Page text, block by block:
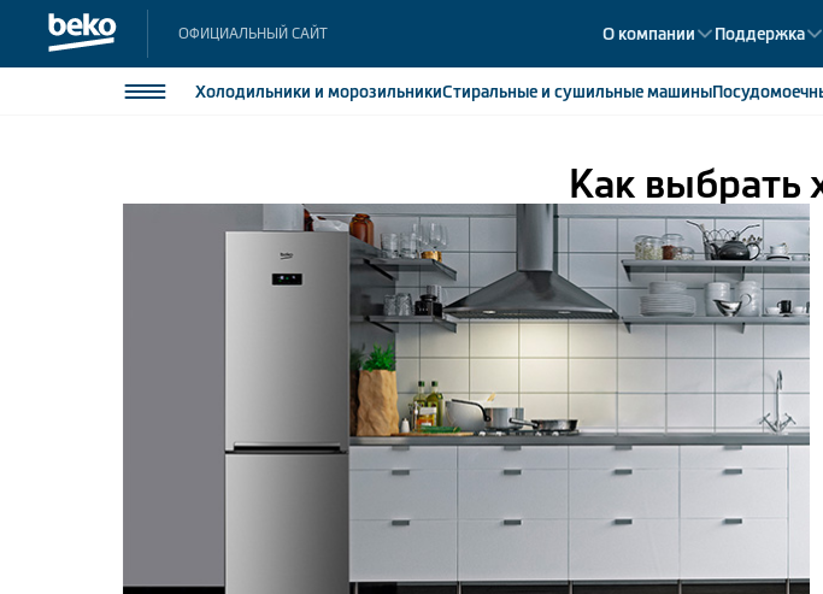
ОФИЦИАЛЬНЫЙ САЙТ О компании Поддержка
Холодильники и морозильникиСтиральные и сушильные машины
Стиральные и сушильные машины
358
Морозильные камеры43
Встраиваемые холодильники14
Встраиваемые морозильные камеры
О компании Блог Как выбрать
Как выбрать